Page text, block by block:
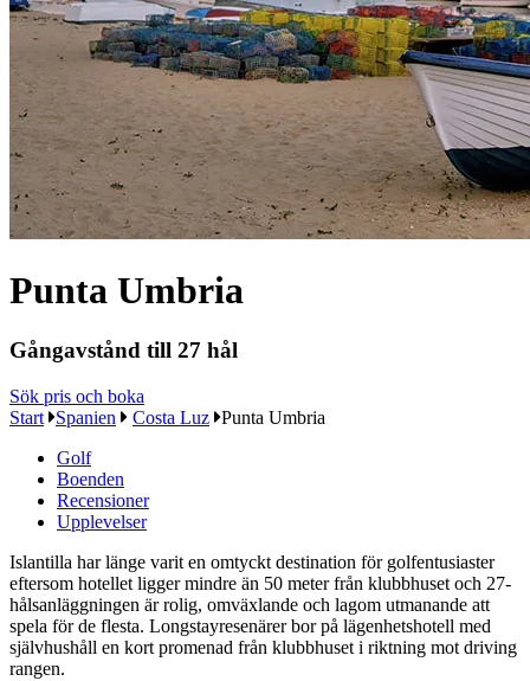
Punta Umbria
Gångavstånd till 27 hål
Sök pris och boka
Start
Spanien Costa Luz Punta Umbria
Golf
Boenden
Recensioner
Upplevelser
Islantilla har länge varit en omtyckt destination för golfentusiaster
eftersom hotellet ligger mindre än 50 meter från klubbhuset och 27-
hålsanläggningen är rolig, omväxlande och lagom utmanande att
spela för de flesta. Longstayresenärer bor på lägenhetshotell med
självhushåll en kort promenad från klubbhuset i riktning mot driving
rangen.